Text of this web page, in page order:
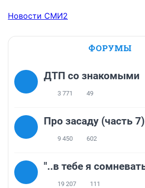
Новости СМИ2
ФОРУМЫ
ДТП со знакомыми
3 771 49
Про засаду (часть 7)
9 450 602
"..в тебе я
19 207 111